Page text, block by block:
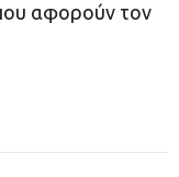
αφορούν τον